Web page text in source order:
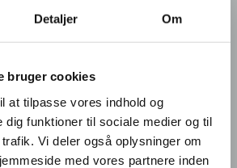
Detaljer Om
bruger cookies
at tilpasse vores indhold og
dig funktioner til sociale medier og til
Vi deler også oplysninger om
med vores partnere inden